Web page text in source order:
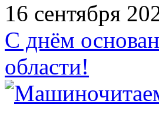
16 сентября
С днём
области!